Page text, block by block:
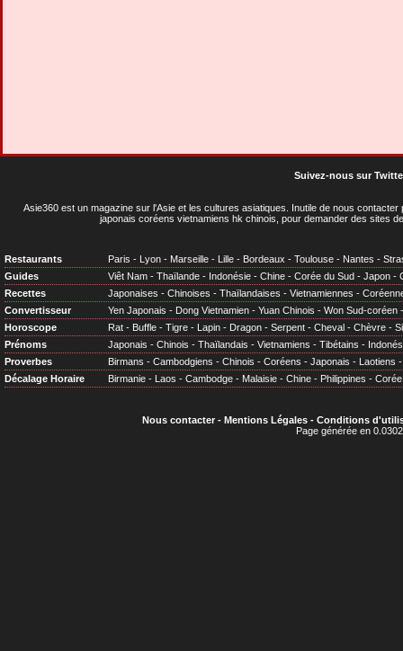
Suivez-nous sur
Asie360 est un magazine sur l'Asie et les cultures asiatiques . Inutile de nous
japonais coréens vietnamiens hk chinois, pour demander des sites
Restaurants Paris - Lyon - Marseille - Lille - Bordeaux - Toulouse - Nantes -
Guides
Viêt Nam - Thaïlande - Indonésie - Chine - Corée du Sud - Japon -
Recettes
Japonaises - Chinoises - Thaïlandaises - Vietnamiennes -
Convertisseur
Yen Japonais - Dong Vietnamien - Yuan Chinois - Won Sud-coréen
Horoscope
Rat - Buffle - Tigre - Lapin - Dragon - Serpent - Cheval - Chèvre -
Prénoms
Japonais - Chinois - Thaïlandais - Vietnamiens - Tibétains -
Proverbes
Birmans - Cambodgiens - Chinois - Coréens - Japonais - Laotiens
Décalage Horaire
Birmanie - Laos - Cambodge - Malaisie - Chine - Philippines - Corée
Nous contacter- Mentions Légales- Conditions
Page générée en